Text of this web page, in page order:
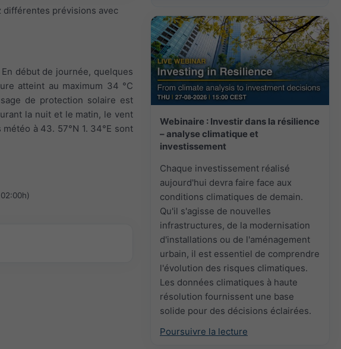
Webinaire : Investir dans la résilience
– analyse climatique et
investissement
Chaque investissement réalisé
aujourd'hui devra faire face aux
conditions climatiques de demain.
Qu'il s'agisse de nouvelles
infrastructures, de la modernisation
d'installations ou de l'aménagement
urbain, il est essentiel de comprendre
l'évolution des risques climatiques.
Les données climatiques à haute
résolution fournissent une base
solide pour des décisions éclairées.
Poursuivre la lecture
différentes prévisions avec
début de journée, quelques
atteint au maximum 34 °C
de protection solaire est
la nuit et le matin, le vent
à 43. 57°N 1. 34°E sont